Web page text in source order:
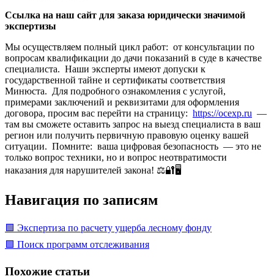
Ссылка на наш сайт для заказа юридически значимой
экспертизы
Мы осуществляем полный цикл работ: от консультации по
вопросам квалификации до дачи показаний в суде в качестве
специалиста. Наши эксперты имеют допуски к
государственной тайне и сертификаты соответствия
Минюста. Для подробного ознакомления с услугой,
примерами заключений и реквизитами для оформления
договора, просим вас перейти на страницу: https://ocexp.ru —
там вы сможете оставить запрос на выезд специалиста в ваш
регион или получить первичную правовую оценку вашей
ситуации. Помните: ваша цифровая безопасность — это не
только вопрос техники, но и вопрос неотвратимости
наказания для нарушителей закона! ⚖️🔐🖥️
Навигация по записям
🟩 Экспертиза по расчету ущерба лесному фонду
🟩 Поиск программ отслеживания
Похожие статьи